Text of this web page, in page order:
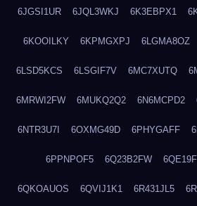
6JGSI1UR 6JQL3WKJ 6K3EBPX1
6KOOILKY 6KPMGXPJ 6LGMA8OZ
6LSD5KCS 6LSGIF7V 6MC7XUTQ
6MRWI2FW 6MUKQ2Q2 6N6MCPD2
6NTR3U7I 6OXMG49D 6PHYGAFF
6PPNPOF5 6Q23B2FW
6QKOAUOS 6QVIJ1K1 6R431JL5